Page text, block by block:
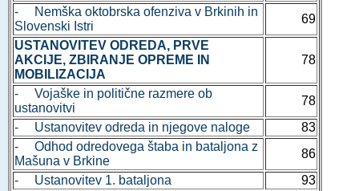
- Nemška oktobrska ofenziva v Brkinih in
Slovenski Istri
69
USTANOVITEV ODREDA, PRVE
AKCIJE, ZBIRANJE OPREME IN
MOBILIZACIJA
78
- Vojaške in politične razmere ob
ustanovitvi
78
- Ustanovitev odreda in njegove naloge
83
- Odhod odredovega štaba in bataljona z
Mašuna v Brkine
86
- Ustanovitev 1. bataljona
93